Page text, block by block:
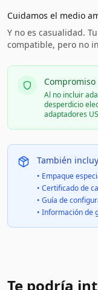
Cuidamos el medio
Y no es casualidad.
compatible, pero no
Al no incluir
desperdicio
adaptadores
También
• Empaque
• Certificado de
• Guía de
• Información de
Te podría